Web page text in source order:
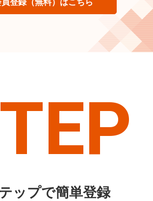
ップで簡単登録